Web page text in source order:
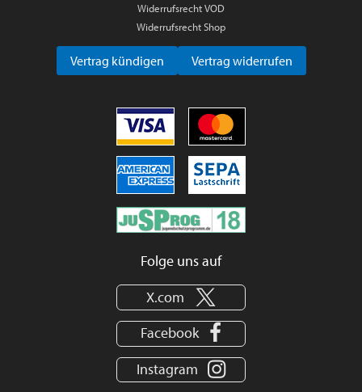
Widerrufsrecht VOD
Widerrufsrecht Shop
Vertrag kündigen Vertrag widerrufen
Folge uns auf
X.com
Facebook
Instagram